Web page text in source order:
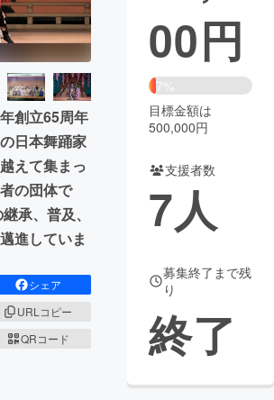
画 書籍・雑誌
・起業 チャレンジ
り・地域活性化
Social Good
CAMPFIRE Creation
るさと納税
コミュニティ
創立65周年
日本舞踊家
えて集まっ
の団体で
承、普及、
進していま
シェア
URLコピー
QRコード
00円
7%
目標金額は
500,000円
支援者数
7人
募集終了まで残
り
終了